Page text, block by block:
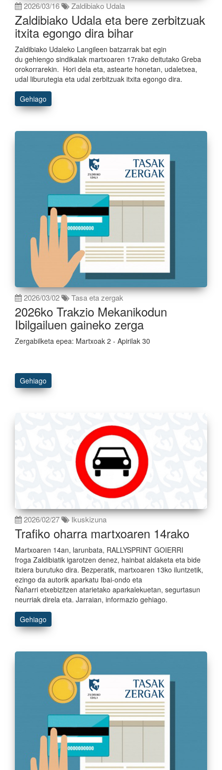
2026/03/16 Zaldibiako Udala
Zaldibiako Udala eta bere zerbitzuak
itxita egongo dira bihar
Zaldibiako Udaleko Langileen batzarrak bat egin
du gehiengo sindikalak martxoaren 17rako deitutako Greba
orokorrarekin. Hori dela eta, astearte honetan, udaletxea,
udal liburutegia eta udal zerbitzuak itxita egongo dira.
Gehiago
2026/03/02 Tasa eta zergak
2026ko Trakzio Mekanikodun
Ibilgailuen gaineko zerga
Zergabilketa epea: Martxoak 2 - Apirilak 30
Gehiago
2026/02/27 Ikuskizuna
Trafiko oharra martxoaren 14rako
Martxoaren 14an, larunbata, RALLYSPRINT GOIERRI
froga Zaldibiatik igarotzen denez, hainbat aldaketa eta bide
itxiera burutuko dira. Bezperatik, martxoaren 13ko iluntzetik,
ezingo da autorik aparkatu Ibai-ondo eta
Ñañarri etxebizitzen atarietako aparkalekuetan, segurtasun
neurriak direla eta. Jarraian, informazio gehiago.
Gehiago